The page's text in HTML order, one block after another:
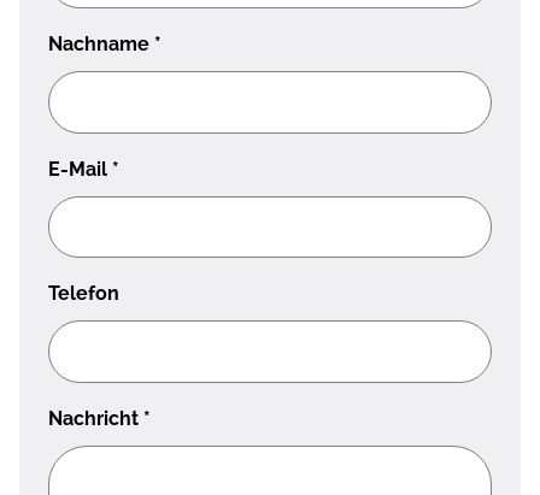
Nachname *
E-Mail *
Telefon
Nachricht *